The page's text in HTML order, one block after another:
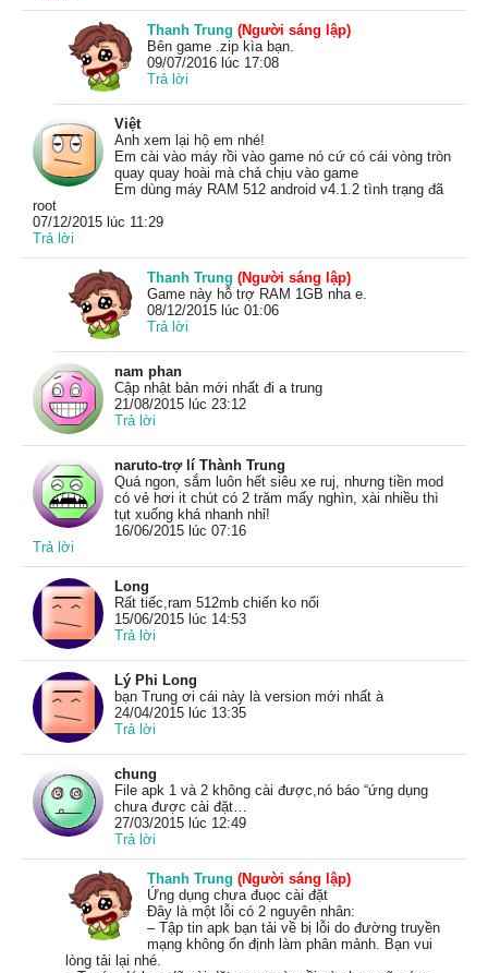
Thanh Trung (Người sáng lập)
Bên game .zip kìa bạn.
09/07/2016 lúc 17:08
Trả lời
Việt
Anh xem lại hộ em nhé!
Em cài vào máy rồi vào game nó cứ có cái vòng tròn
quay quay hoài mà chả chịu vào game
Em dùng máy RAM 512 android v4.1.2 tình trạng đã
root
07/12/2015 lúc 11:29
Trả lời
Thanh Trung (Người sáng lập)
Game này hỗ trợ RAM 1GB nha e.
08/12/2015 lúc 01:06
Trả lời
nam phan
Cập nhật bản mới nhất đi a trung
21/08/2015 lúc 23:12
Trả lời
naruto-trợ lí Thành Trung
Quá ngon, sắm luôn hết siêu xe ruj, nhưng tiền mod
có vẻ hơi it chút có 2 trăm mấy nghìn, xài nhiều thì
tụt xuống khá nhanh nhỉ!
16/06/2015 lúc 07:16
Trả lời
Long
Rất tiếc,ram 512mb chiến ko nổi
15/06/2015 lúc 14:53
Trả lời
Lý Phi Long
bạn Trung ơi cái này là version mới nhất à
24/04/2015 lúc 13:35
Trả lời
chung
File apk 1 và 2 không cài được,nó báo “ứng dụng
chưa được cài đặt…
27/03/2015 lúc 12:49
Trả lời
Thanh Trung (Người sáng lập)
Ứng dụng chưa đuọc cài đặt
Đây là một lỗi có 2 nguyên nhân:
– Tập tin apk bạn tải về bị lỗi do đường truyền
mạng không ổn định làm phân mảnh. Bạn vui
lòng tải lại nhé.